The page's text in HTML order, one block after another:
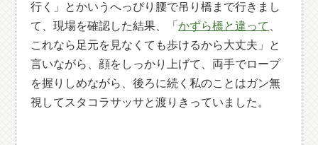
行く」とかいうへっぴり腰で吊り橋まで行きまし
て、現場を確認した結果、「かずら橋と違って
これなら足元を見なくても歩けるから大丈夫」と
言いながら、顔をしっかり上げて、両手でロープ
を握りしめながら、後ろに続く私のことはガン無
視してスタコラサッサと渡りきっていました。